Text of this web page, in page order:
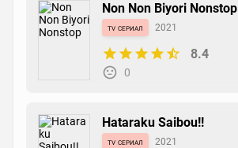
Non Non Biyori Nonstop
tv сериал 2021
8.4
0
Hataraku Saibou!!
tv сериал 2021